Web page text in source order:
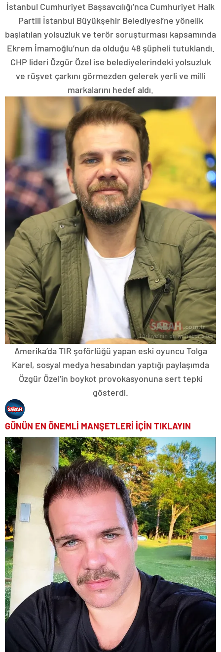
İstanbul Cumhuriyet Başsavcılığı’nca Cumhuriyet Halk
Partili İstanbul Büyükşehir Belediyesi’ne yönelik
başlatılan yolsuzluk ve terör soruşturması kapsamında
Ekrem İmamoğlu’nun da olduğu 48 şüpheli tutuklandı.
CHP lideri Özgür Özel ise belediyelerindeki yolsuzluk
ve rüşvet çarkını görmezden gelerek yerli ve milli
markalarını hedef aldı.
Amerika’da TIR şoförlüğü yapan eski oyuncu Tolga
Karel, sosyal medya hesabından yaptığı paylaşımda
Özgür Özel’in boykot provokasyonuna sert tepki
gösterdi.
GÜNÜN EN ÖNEMLİ MANŞETLERİ İÇİN TIKLAYIN